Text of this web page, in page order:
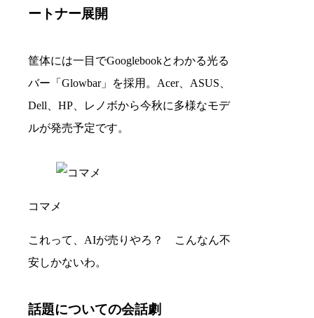
ートナー展開
筐体には一目でGooglebookとわかる光る
バー「Glowbar」を採用。Acer、ASUS、
Dell、HP、レノボから今秋に多様なモデ
ルが発売予定です。
コマメ
これって、AIが売りやろ？ こんなん不
安しかないわ。
話題についての会話劇